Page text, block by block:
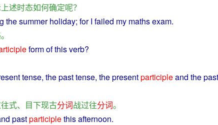
上述时态如何确定呢？
the summer holiday; for I failed my mathsexam.
。
formofthisverb?
tense, thepasttense, thepresentparticipleand the past
式、 目下现古分词战过往分词。
pastparticiplethisafternoon.